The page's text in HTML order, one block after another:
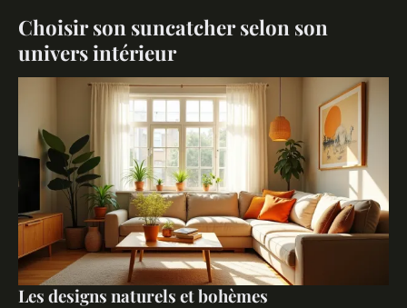
Choisir son suncatcher selon son
univers intérieur
Les designs naturels et bohèmes